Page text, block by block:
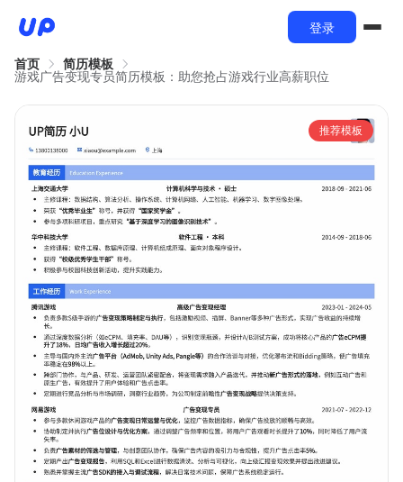
登录
首页
简历模板
游戏广告变现专员简历模板：助您抢占游戏行业高薪职位
推荐模板